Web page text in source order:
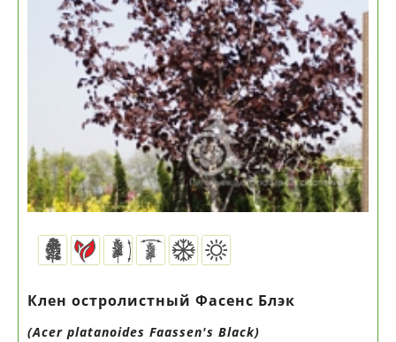
Клен остролистный Фасенс Блэк
(Acer platanoides Faassen's Black)